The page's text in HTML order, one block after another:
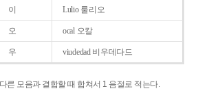
이 Lulio 룰리오
오 ocal 오칼
우 viudedad 비우데다드
른 모음과 결합할 때 합쳐서 1 음절로 적는다.